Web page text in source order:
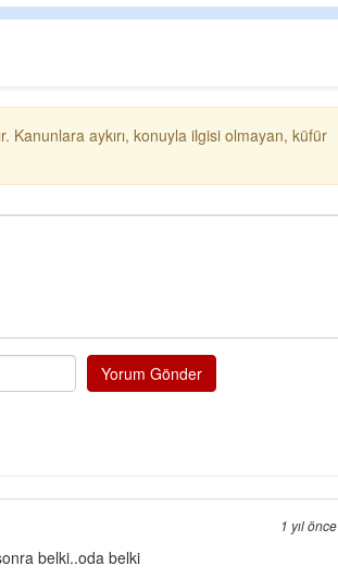
Kanunlara aykırı, konuyla ilgisi olmayan, küfür
Yorum Gönder
1 yıl önce
belki..oda belki